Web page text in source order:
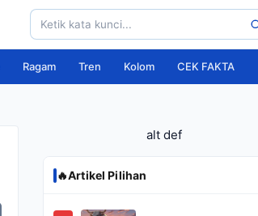
Ragam Tren Kolom CEK FAKTA
alt def
🔥Artikel Pilihan